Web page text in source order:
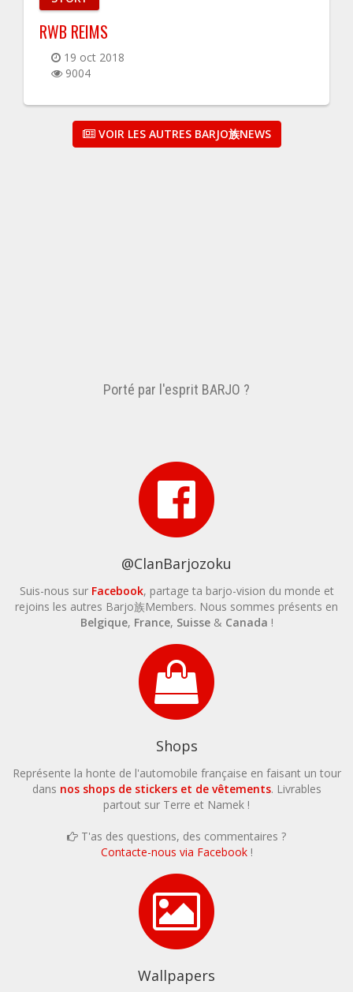
RWB REIMS
19 oct 2018
9004
VOIR LES AUTRES BARJO族NEWS
Porté par l'esprit BARJO ?
@ClanBarjozoku
Suis-nous sur Facebook, partage ta barjo-vision du monde et
rejoins les autres Barjo族Members. Nous sommes présents en
Belgique, France, Suisse& Canada !
Shops
Représente la honte de l'automobile française en faisant un tour
dans nos shops de stickers et de vêtements. Livrables
partout sur Terre et Namek !
T'as des questions, des commentaires ?
Contacte-nous via Facebook!
Wallpapers